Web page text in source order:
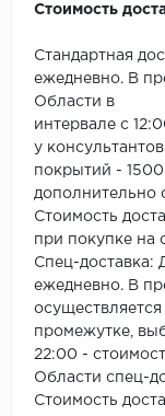
Стоимость
Стандартная
ежедневно. В
Области в
интервале с
у
покрытий -
дополнительно
Стоимость
при покупке на
Спец-доставка:
ежедневно. В
промежутке,
22:00 -
Области спец-
Стоимость